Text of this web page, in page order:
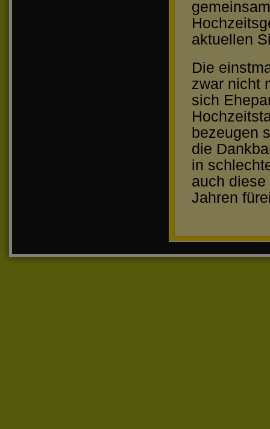
aktuellen
Die
zwar nicht
sich
bezeugen
die
in
auch
Jahren